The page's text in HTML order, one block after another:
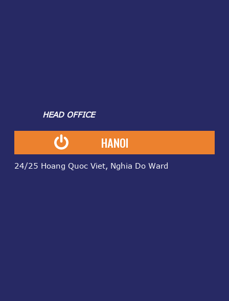
HEAD OFFICE
HANOI
24/25 Hoang Quoc Viet, Nghia Do Ward